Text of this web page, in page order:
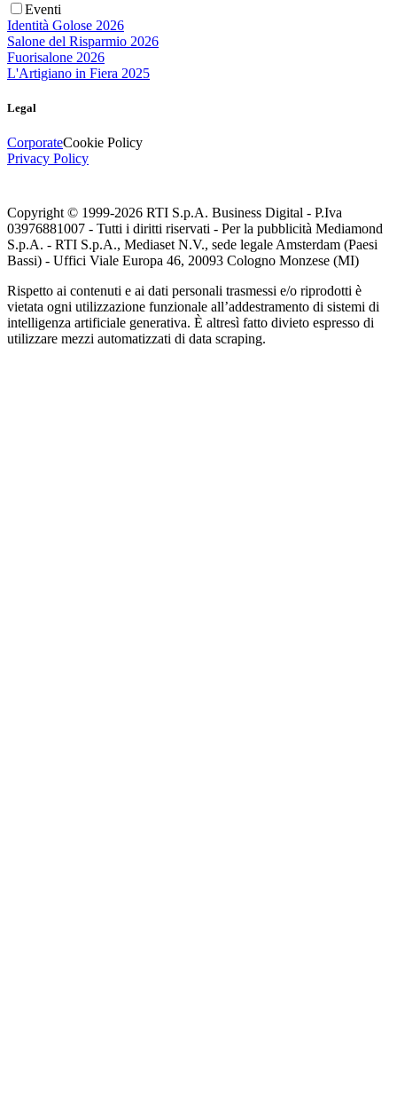
Eventi
Identità Golose 2026
Salone del Risparmio 2026
Fuorisalone 2026
L'Artigiano in Fiera 2025
Legal
CorporateCookie Policy
Privacy Policy
Copyright © 1999-2026 RTI S.p.A. Business Digital - P.Iva
03976881007 - Tutti i diritti riservati - Per la pubblicità Mediamond
S.p.A. - RTI S.p.A., Mediaset N.V., sede legale Amsterdam (Paesi
Bassi) - Uffici Viale Europa 46, 20093 Cologno Monzese (MI)
Rispetto ai contenuti e ai dati personali trasmessi e/o riprodotti è
vietata ogni utilizzazione funzionale all’addestramento di sistemi di
intelligenza artificiale generativa. È altresì fatto divieto espresso di
utilizzare mezzi automatizzati di data scraping.